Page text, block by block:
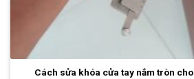
Cách sửa khóa cửa tay nắm tròn